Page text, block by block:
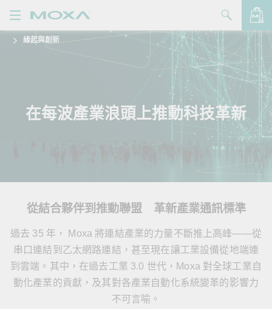
品
絡我們
Zone
Moxa
緣起與創新
在每波產業浪頭上推動科技革新
從結合夥伴到推動聯盟 革新產業通訊標準
過去 35 年， Moxa 將連結產業的力量不斷推上高峰——從
串口連結到乙太網路連結，甚至現在讓工業設備從地端連
到雲端。其中，在過去工業 3.0 世代，Moxa 對全球工業自
動化產業的貢獻，及其對各產業自動化系統變革的影響力
不可言喻。